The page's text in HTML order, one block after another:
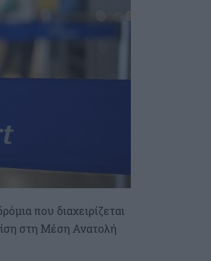
που διαχειρίζεται
στη Μέση Ανατολή